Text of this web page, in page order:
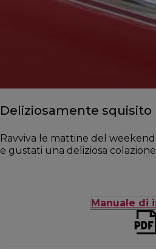
Deliziosamente squisito
Ravviva le mattine del
e gustati una deliziosa
Manuale di